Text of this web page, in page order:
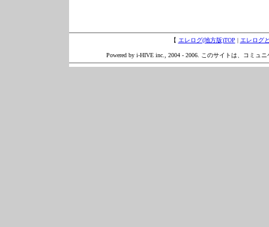
【 エレログ(地方版)TOP | エレログ
Powered by i-HIVE inc., 2004 - 2006. このサイトは、コミュ